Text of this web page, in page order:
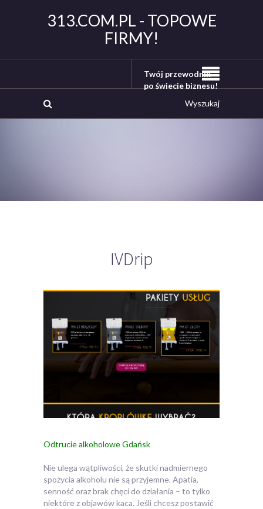
313.COM.PL - TOPOWE
FIRMY!
Twój przewodnik
po świecie biznesu!
IVDrip
Odtrucie alkoholowe Gdańsk
Nie ulega wątpliwości, że skutki nadmiernego
spożycia alkoholu nie są przyjemne. Apatia,
senność oraz brak chęci do działania – to tylko
niektóre z objawów kaca. Jeśli chcesz postawić